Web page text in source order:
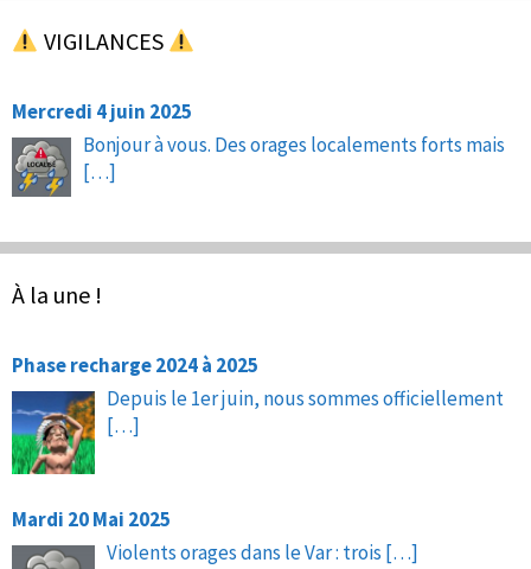
VIGILANCES
Mercredi 4 juin 2025
Bonjour à vous. Des orages localements forts mais
[…]
À la une !
Phase recharge 2024 à 2025
Depuis le 1er juin, nous sommes officiellement
[…]
Mardi 20 Mai 2025
Violents orages dans le Var : trois […]